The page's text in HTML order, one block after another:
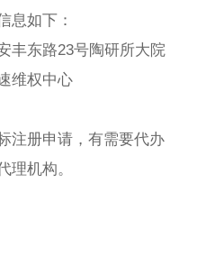
息如下：
丰东路23号陶研所大院
维权中心
注册申请，有需要代办
理机构。